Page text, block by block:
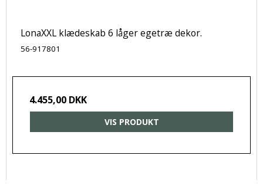
LonaXXL klædeskab 6 låger egetræ dekor.
56-917801
4.455,00 DKK
VIS PRODUKT